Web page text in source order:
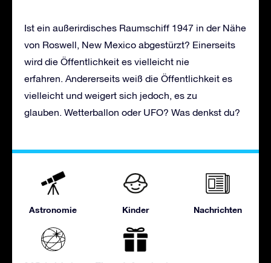
Ist ein außerirdisches Raumschiff 1947 in der Nähe
von Roswell, New Mexico abgestürzt? Einerseits
wird die Öffentlichkeit es vielleicht nie
erfahren. Andererseits weiß die Öffentlichkeit es
vielleicht und weigert sich jedoch, es zu
glauben. Wetterballon oder UFO? Was denkst du?
Astronomie Kinder Nachrichten